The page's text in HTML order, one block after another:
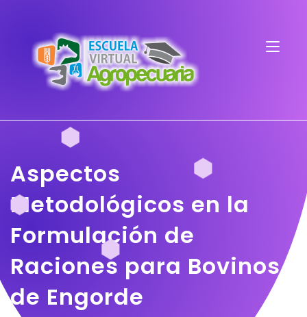
Aspectos
Metodológicos en la
Formulación de
Raciones para Bovinos
de Engorde